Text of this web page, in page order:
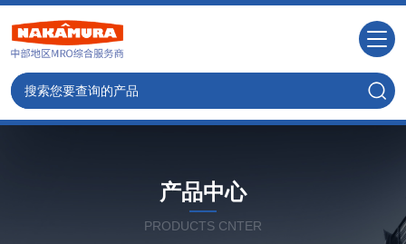
产品中心
PRODUCTS CNTER